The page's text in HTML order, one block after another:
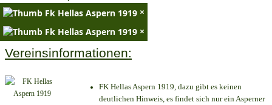
×
×
Vereinsinformationen:
FK Hellas Aspern 1919, dazu gibt es keinen
deutlichen Hinweis, es findet sich nur ein Asperner